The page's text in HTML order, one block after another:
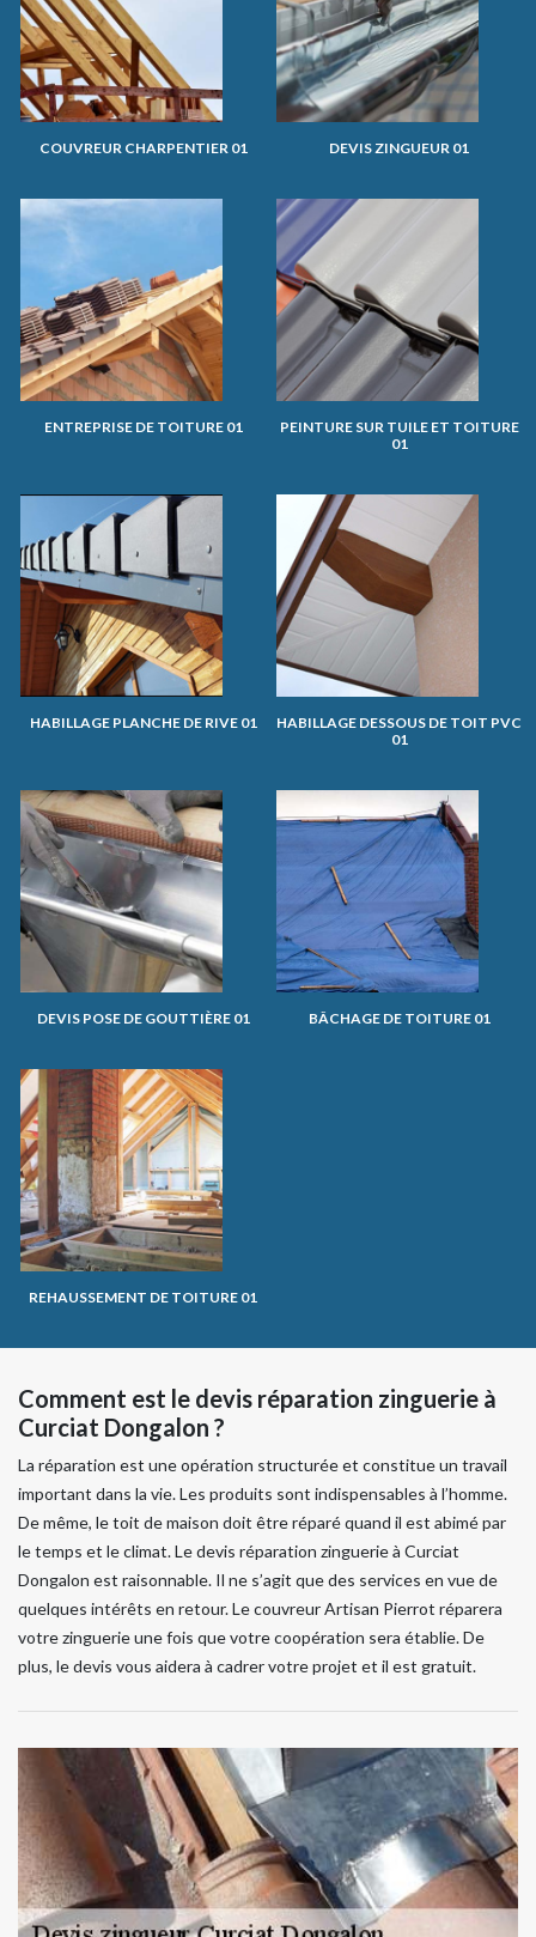
COUVREUR CHARPENTIER 01 DEVIS ZINGUEUR 01
ENTREPRISE DE TOITURE 01
PEINTURE SUR TUILE ET TOITURE
01
HABILLAGE PLANCHE DE RIVE 01
HABILLAGE DESSOUS DE TOIT PVC
01
DEVIS POSE DE GOUTTIÈRE 01 BÂCHAGE DE TOITURE 01
REHAUSSEMENT DE TOITURE 01
Comment est le devis réparation zinguerie à
Curciat Dongalon ?
La réparation est une opération structurée et constitue un travail
important dans la vie. Les produits sont indispensables à l’homme.
De même, le toit de maison doit être réparé quand il est abimé par
le temps et le climat. Le devis réparation zinguerie à Curciat
Dongalon est raisonnable. Il ne s’agit que des services en vue de
quelques intérêts en retour. Le couvreur Artisan Pierrot réparera
votre zinguerie une fois que votre coopération sera établie. De
plus, le devis vous aidera à cadrer votre projet et il est gratuit.